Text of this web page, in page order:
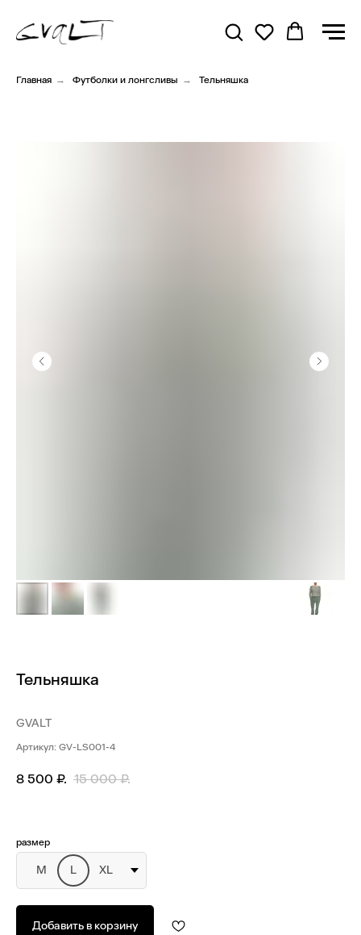
Главная → Футболки и лонгсливы → Тельняшка
Тельняшка
GVALT
Артикул: GV-LS001-4
8 500 ₽. 15 000 ₽.
размер
M L XL
Добавить в корзину